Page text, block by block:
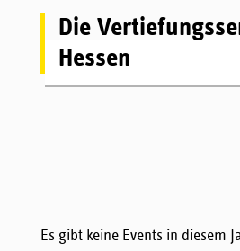
Die
Hessen
Es gibt keine Events in diesem